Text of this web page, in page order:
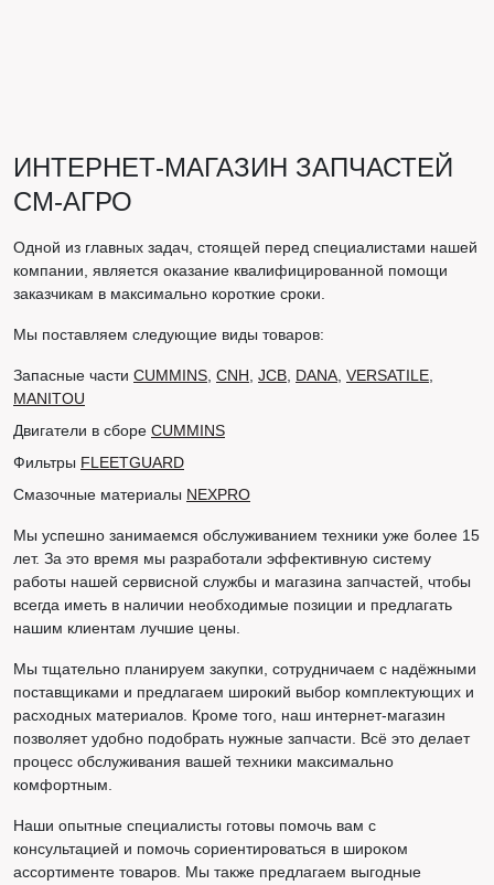
ИНТЕРНЕТ-МАГАЗИН ЗАПЧАСТЕЙ
СМ-АГРО
Одной из главных задач, стоящей перед специалистами нашей
компании, является оказание квалифицированной помощи
заказчикам в максимально короткие сроки.
Мы поставляем следующие виды товаров:
Запасные части CUMMINS CNH JCB DANA VERSATILE
MANITOU
Двигатели в сборе CUMMINS
Фильтры FLEETGUARD
Смазочные материалы NEXPRO
Мы успешно занимаемся обслуживанием техники уже более 15
лет. За это время мы разработали эффективную систему
работы нашей сервисной службы и магазина запчастей, чтобы
всегда иметь в наличии необходимые позиции и предлагать
нашим клиентам лучшие цены.
Мы тщательно планируем закупки, сотрудничаем с надёжными
поставщиками и предлагаем широкий выбор комплектующих и
расходных материалов. Кроме того, наш интернет-магазин
позволяет удобно подобрать нужные запчасти. Всё это делает
процесс обслуживания вашей техники максимально
комфортным.
Наши опытные специалисты готовы помочь вам с
консультацией и помочь сориентироваться в широком
ассортименте товаров. Мы также предлагаем выгодные